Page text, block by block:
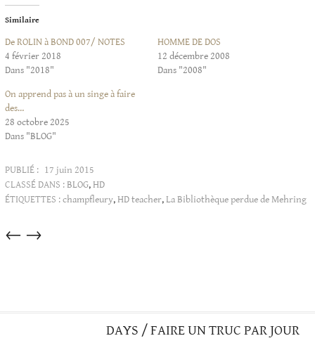
Similaire
De ROLIN à BOND 007/ NOTES
4 février 2018
Dans "2018"
HOMME DE DOS
12 décembre 2008
Dans "2008"
On apprend pas à un singe à faire
des…
28 octobre 2025
Dans "BLOG"
PUBLIÉ : 17 juin 2015
CLASSÉ DANS :BLOG,HD
ÉTIQUETTES :champfleury,HD teacher,La Bibliothèque perdue de Mehring
Articles
→
←
DAYS / FAIRE UN TRUC PAR JOUR